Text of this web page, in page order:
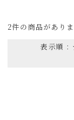
2件の商品がありま
表示順 :